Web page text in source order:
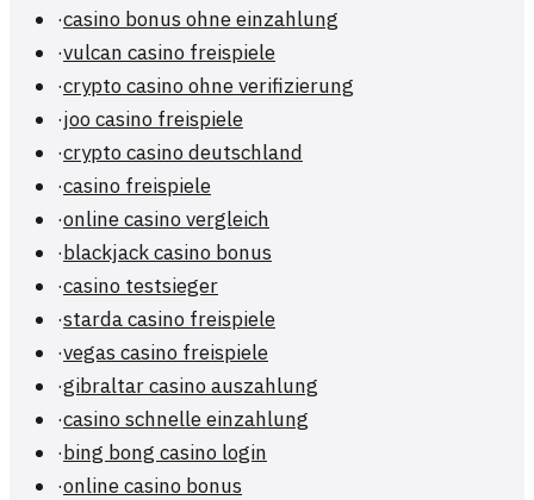
·casino bonus ohne einzahlung
·vulcan casino freispiele
·crypto casino ohne verifizierung
·joo casino freispiele
·crypto casino deutschland
·casino freispiele
·online casino vergleich
·blackjack casino bonus
·casino testsieger
·starda casino freispiele
·vegas casino freispiele
·gibraltar casino auszahlung
·casino schnelle einzahlung
·bing bong casino login
·online casino bonus